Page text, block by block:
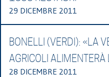
29 DICEMBRE 2011
BONELLI (VERDI): «LA
AGRICOLI
28 DICEMBRE 2011